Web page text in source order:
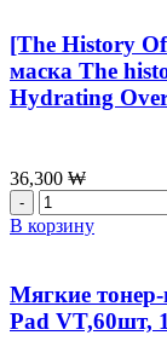
OHUI
The
First
Geniture
Set,6Sheets
[The History
маска The
Hydrating
36,300 ₩
Количество
товара
[The
Whoo
]Ночная
В корзину
Мягкие
Pad VT,60шт,